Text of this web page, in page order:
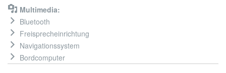
Multimedia:
Bluetooth
Freisprecheinrichtung
Navigationssystem
Bordcomputer